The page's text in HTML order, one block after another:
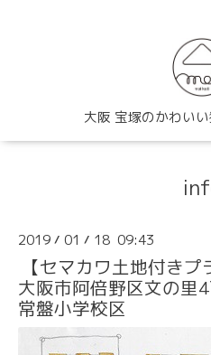
大阪 宝塚のかわい
2019 / 01 / 18 09:43
【セマカワ土地付きプ
大阪市阿倍野区文の里
常盤小学校区